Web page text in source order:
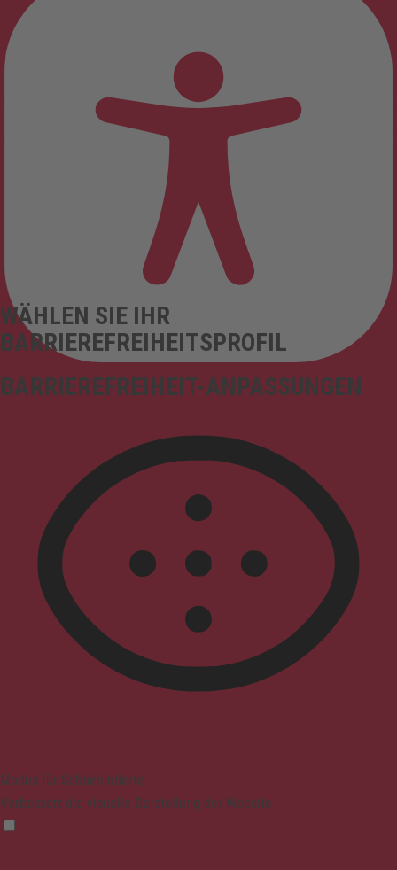
BARRIEREFREIHEIT-ANPASSUNGEN
WÄHLEN SIE IHR
BARRIEREFREIHEITSPROFIL
Modus für Sehbehinderte
Verbessert die visuelle Darstellung der Website